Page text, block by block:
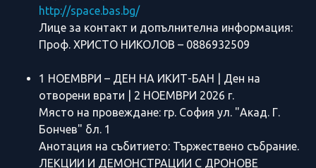
http://space.bas.bg/
Лице за контакт и допълнителна информация:
Проф. ХРИСТО НИКОЛОВ – 0886932509
1 НОЕМВРИ – ДЕН НА ИКИТ-БАН | Ден на
отворени врати | 2 НОЕМВРИ 2026 г.
Място на провеждане: гр. София ул. "Акад. Г.
Бончев" бл. 1
Анотация на събитието: Тържествено събрание.
ЛЕКЦИИ И ДЕМОНСТРАЦИИ С ДРОНОВЕ